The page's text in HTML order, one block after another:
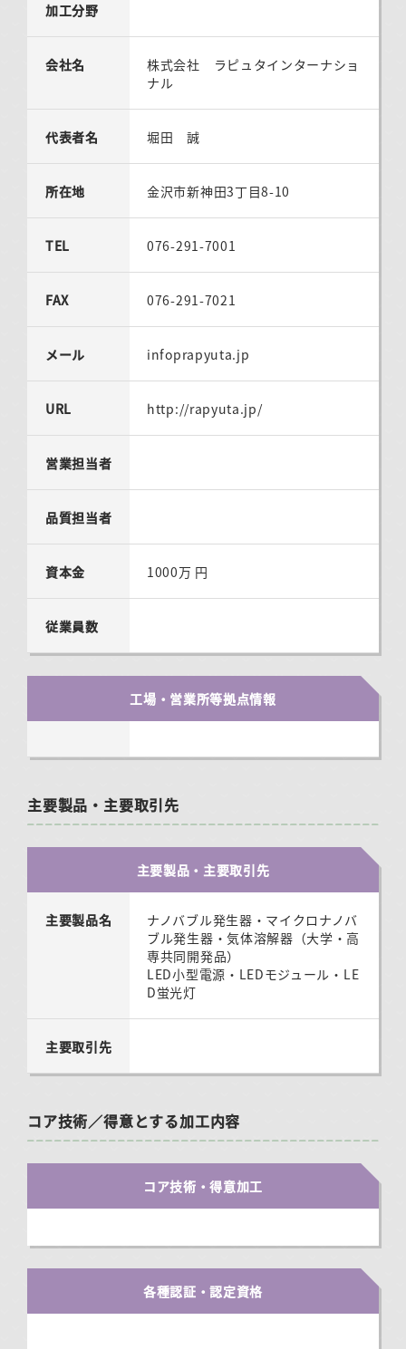
加工分野
会社名
株式会社 ラピュタインターナショ
ナル
代表者名 堀田 誠
所在地 金沢市新神田3丁目8-10
TEL 076-291-7001
FAX 076-291-7021
メール infoprapyuta.jp
URL http://rapyuta.jp/
営業担当者
品質担当者
資本金 1000万 円
従業員数
工場・営業所等拠点情報
主要製品・主要取引先
主要製品・主要取引先
主要製品名
ナノバブル発生器・マイクロナノバ
ブル発生器・気体溶解器（大学・高
専共同開発品）
LED小型電源・LEDモジュール・LE
D蛍光灯
主要取引先
コア技術／得意とする加工内容
コア技術・得意加工
各種認証・認定資格